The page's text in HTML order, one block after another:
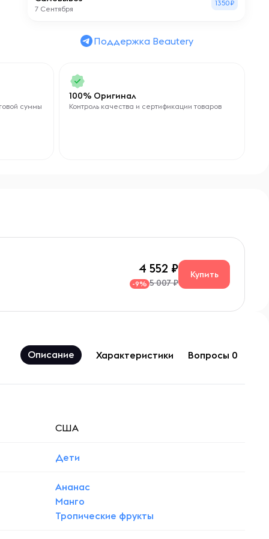
7 Сентября
1350₽
Поддержка Beautery
суммы
100% Оригинал
Контроль качества и сертификации товаров
4 552
-9% 5 007 ₽
Купить
Описание Характеристики Вопросы 0
США
Дети
Ананас
Манго
Тропические фрукты